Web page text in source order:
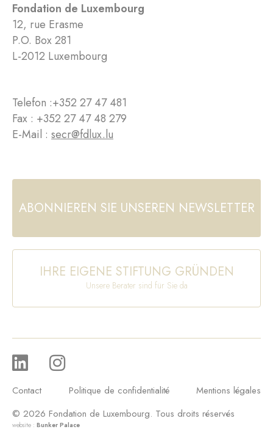
Fondation de Luxembourg
12, rue Erasme
P.O. Box 281
L-2012 Luxembourg
Telefon :+352 27 47 481
Fax : +352 27 47 48 279
E-Mail : secr@fdlux.lu
ABONNIEREN SIE UNSEREN NEWSLETTER
IHRE EIGENE STIFTUNG GRÜNDEN
Unsere Berater sind für Sie da
Contact Politique de confidentialité
Mentions légales
© 2026 Fondation de Luxembourg. Tous droits réservés
website : Bunker Palace